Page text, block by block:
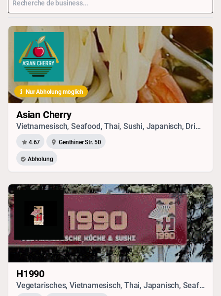
Nur Abholung möglich
Asian Cherry
Vietnamesisch, Seafood, Thai, Sushi, Japanisch, Drinks
4.67 Genthiner Str. 50
Abholung
H1990
Vegetarisches, Vietnamesisch, Thai, Japanisch, Seafood, Chinesisch, Sushi